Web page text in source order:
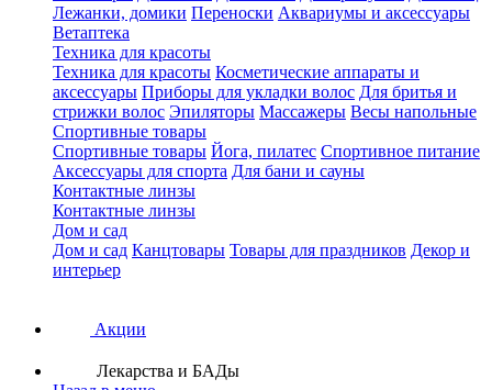
Лежанки, домики Переноски Аквариумы и аксессуары
Ветаптека
Техника для красоты
Техника для красоты Косметические аппараты и
аксессуары Приборы для укладки волос Для бритья и
стрижки волос Эпиляторы Массажеры Весы напольные
Спортивные товары
Спортивные товары Йога, пилатес Спортивное питание
Аксессуары для спорта Для бани и сауны
Контактные линзы
Контактные линзы
Дом и сад
Дом и сад Канцтовары Товары для праздников Декор и
интерьер
Акции
Лекарства и БАДы